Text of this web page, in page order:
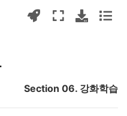
Section 06. 강화학습